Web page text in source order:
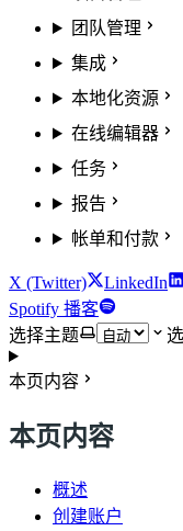
团队管理
集成
本地化资源
在线编辑器
任务
报告
帐单和付款
X (Twitter) LinkedIn
Spotify 播客
选择主题
本页内容
本页内容
概述
创建账户